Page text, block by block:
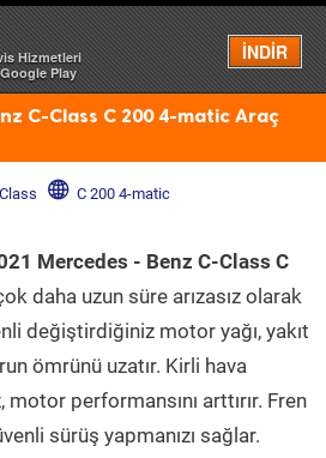
Hizmetleri
Play
İNDİR
Menü
C-Class C 200 4-matic Araç
C 200 4-matic
Mercedes - Benz C-Class C
daha uzun süre arızasız olarak
değiştirdiğiniz motor yağı, yakıt
ömrünü uzatır. Kirli hava
performansını arttırır. Fren
sürüş yapmanızı sağlar.